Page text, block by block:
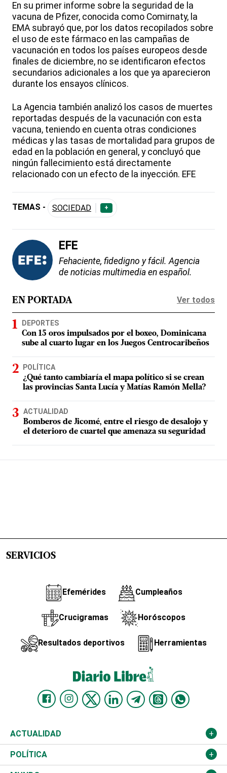
En su primer informe sobre la seguridad de la
vacuna de Pfizer, conocida como Comirnaty, la
EMA subrayó que, por los datos recopilados sobre
el uso de este fármaco en las campañas de
vacunación en todos los países europeos desde
finales de diciembre, no se identificaron efectos
secundarios adicionales a los que ya aparecieron
durante los ensayos clínicos.
La Agencia también analizó los casos de muertes
reportadas después de la vacunación con esta
vacuna, teniendo en cuenta otras condiciones
médicas y las tasas de mortalidad para grupos de
edad en la población en general, y concluyó que
ningún fallecimiento está directamente
relacionado con un efecto de la inyección. EFE
TEMAS - SOCIEDAD +
EFE
Fehaciente, fidedigno y fácil. Agencia
de noticias multimedia en español.
EN PORTADA Ver todos
DEPORTES
Con 15 oros impulsados por el boxeo, Dominicana
sube al cuarto lugar en los Juegos Centrocaribeños
POLÍTICA
¿Qué tanto cambiaría el mapa político si se crean
las provincias Santa Lucía y Matías Ramón Mella?
ACTUALIDAD
Bomberos de Jicomé, entre el riesgo de desalojo y
el deterioro de cuartel que amenaza su seguridad
SERVICIOS
Efemérides Cumpleaños
Crucigramas Horóscopos
Resultados deportivos Herramientas
ACTUALIDAD
Nacional
POLÍTICA